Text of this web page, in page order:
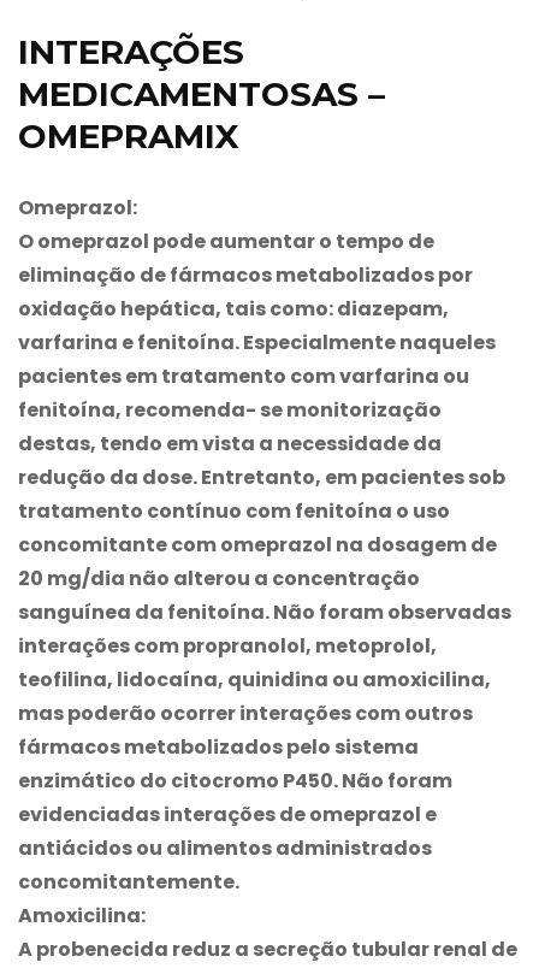
INTERAÇÕES
MEDICAMENTOSAS –
OMEPRAMIX
Omeprazol:
O omeprazol pode aumentar o tempo de
eliminação de fármacos metabolizados por
oxidação hepática, tais como: diazepam,
varfarina e fenitoína. Especialmente naqueles
pacientes em tratamento com varfarina ou
fenitoína, recomenda- se monitorização
destas, tendo em vista a necessidade da
redução da dose. Entretanto, em pacientes sob
tratamento contínuo com fenitoína o uso
concomitante com omeprazol na dosagem de
20 mg/dia não alterou a concentração
sanguínea da fenitoína. Não foram observadas
interações com propranolol, metoprolol,
teofilina, lidocaína, quinidina ou amoxicilina,
mas poderão ocorrer interações com outros
fármacos metabolizados pelo sistema
enzimático do citocromo P450. Não foram
evidenciadas interações de omeprazol e
antiácidos ou alimentos administrados
concomitantemente.
Amoxicilina:
A probenecida reduz a secreção tubular renal de